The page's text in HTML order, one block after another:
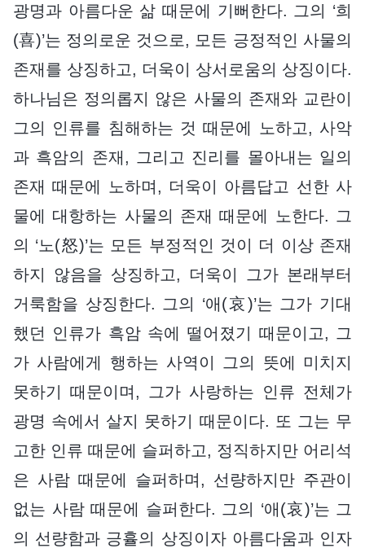
광명과 아름다운 삶 때문에 기뻐한다. 그의 ‘희
(喜)’는 정의로운 것으로, 모든 긍정적인 사물의
존재를 상징하고, 더욱이 상서로움의 상징이다.
하나님은 정의롭지 않은 사물의 존재와 교란이
그의 인류를 침해하는 것 때문에 노하고, 사악
과 흑암의 존재, 그리고 진리를 몰아내는 일의
존재 때문에 노하며, 더욱이 아름답고 선한 사
물에 대항하는 사물의 존재 때문에 노한다. 그
의 ‘노(怒)’는 모든 부정적인 것이 더 이상 존재
하지 않음을 상징하고, 더욱이 그가 본래부터
거룩함을 상징한다. 그의 ‘애(哀)’는 그가 기대
했던 인류가 흑암 속에 떨어졌기 때문이고, 그
가 사람에게 행하는 사역이 그의 뜻에 미치지
못하기 때문이며, 그가 사랑하는 인류 전체가
광명 속에서 살지 못하기 때문이다. 또 그는 무
고한 인류 때문에 슬퍼하고, 정직하지만 어리석
은 사람 때문에 슬퍼하며, 선량하지만 주관이
없는 사람 때문에 슬퍼한다. 그의 ‘애(哀)’는 그
의 선량함과 긍휼의 상징이자 아름다움과 인자